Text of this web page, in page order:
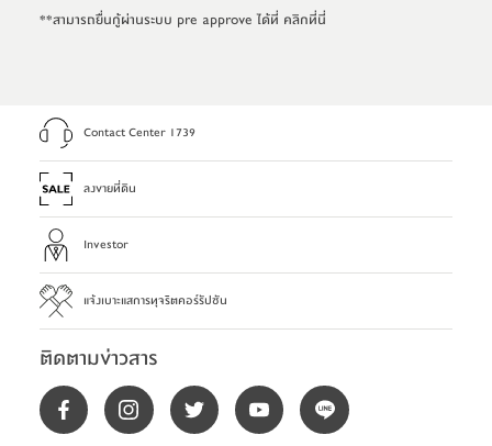
**สามารถยื่นกู้ผ่านระบบ pre approve ได้ที่ คลิกที่นี่
Contact Center 1739
ลงขายที่ดิน
Investor
แจ้งเบาะแสการทุจริตคอร์รัปชัน
ติดตามข่าวสาร